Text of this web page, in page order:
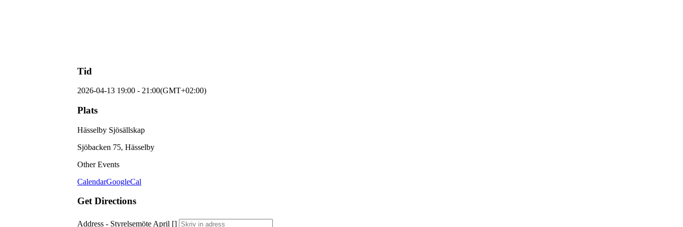
Tid
2026-04-13 19:00 - 21:00(GMT+02:00)
Plats
Hässelby Sjösällskap
Sjöbacken 75, Hässelby
Other Events
CalendarGoogleCal
Get Directions
Address - Styrelsemöte April []